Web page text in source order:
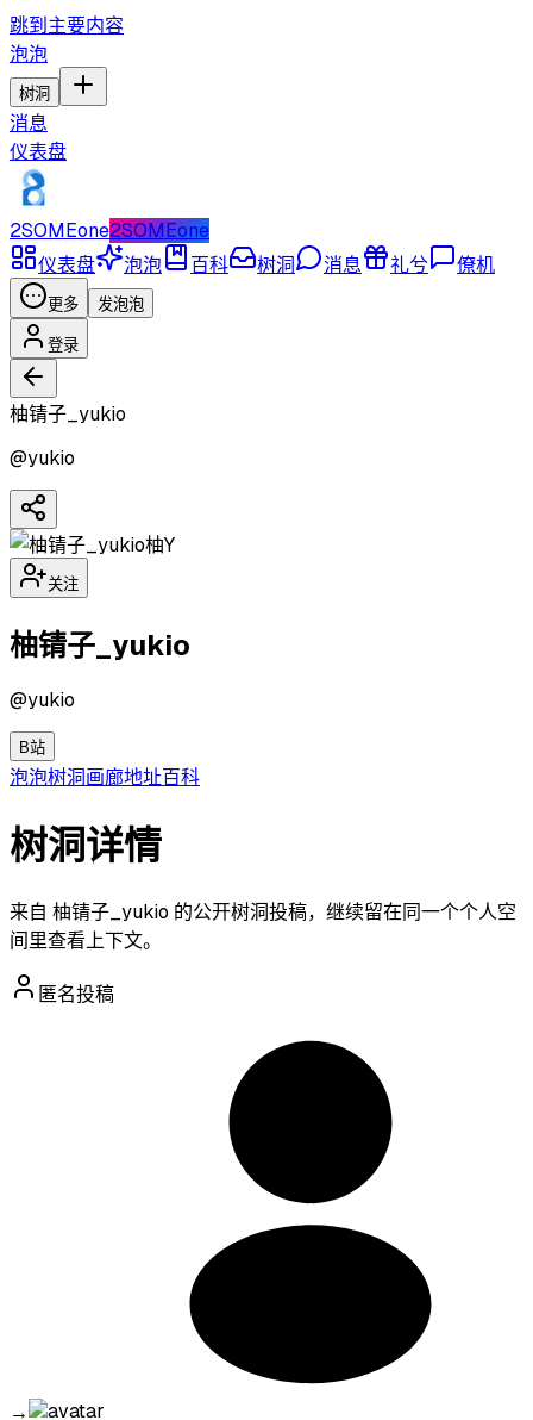
跳到主要内容
泡泡
树洞
消息
仪表盘
2SOMEone2SOMEone
仪表盘
泡泡 百科 树洞 消息 礼兮 僚机
更多 发泡泡
登录
柚锖子_yukio
@yukio
柚Y
关注
柚锖子_yukio
@yukio
B站
泡泡树洞画廊地址百科
树洞详情
来自 柚锖子_yukio 的公开树洞投稿，继续留在同一个个人空
间里查看上下文。
匿名投稿
→